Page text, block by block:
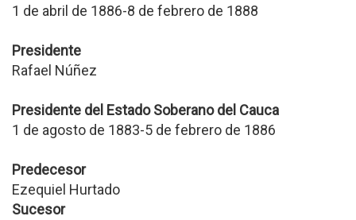
1 de abril de 1886-8 de febrero de 1888
Presidente
Rafael Núñez
Presidente del Estado Soberano del Cauca
1 de agosto de 1883-5 de febrero de 1886
Predecesor
Ezequiel Hurtado
Sucesor